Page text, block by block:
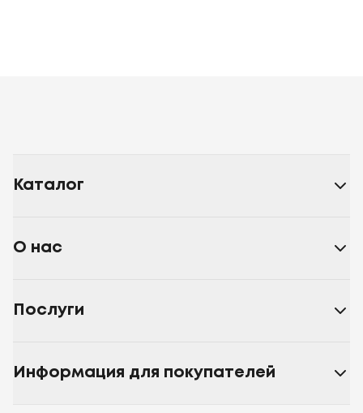
Каталог
О нас
Послуги
Информация для покупателей